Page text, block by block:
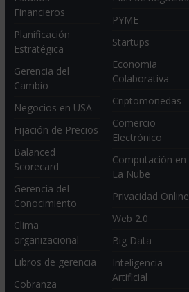
Financieros
Planificación
Estratégica
Gerencia del
Cambio
Negocios en USA
Fijación de Precios
Balanced
Scorecard
Gerencia del
Conocimiento
Clima
organizacional
Libros de gerencia
Cobranza
PYME
Startups
Economia
Colaborativa
Criptomonedas
Comercio
Electrónico
Computación en
La Nube
Privacidad Online
Web 2.0
Big Data
Inteligencia
Artificial